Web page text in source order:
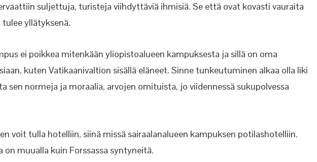
suljettuja, turisteja viihdyttäviä ihmisiä. Se että ovat kovasti vauraita
yllätyksenä.
ei poikkea mitenkään yliopistoalueen kampuksesta ja sillä on oma
kuten Vatikaanivaltion sisällä eläneet. Sinne tunkeutuminen alkaa olla liki
sen normeja ja moraalia, arvojen omituista, jo viidennessä sukupolvessa
voit tulla hotelliin, siinä missä sairaalanalueen kampuksen potilashotelliin.
on muualla kuin Forssassa syntyneitä.